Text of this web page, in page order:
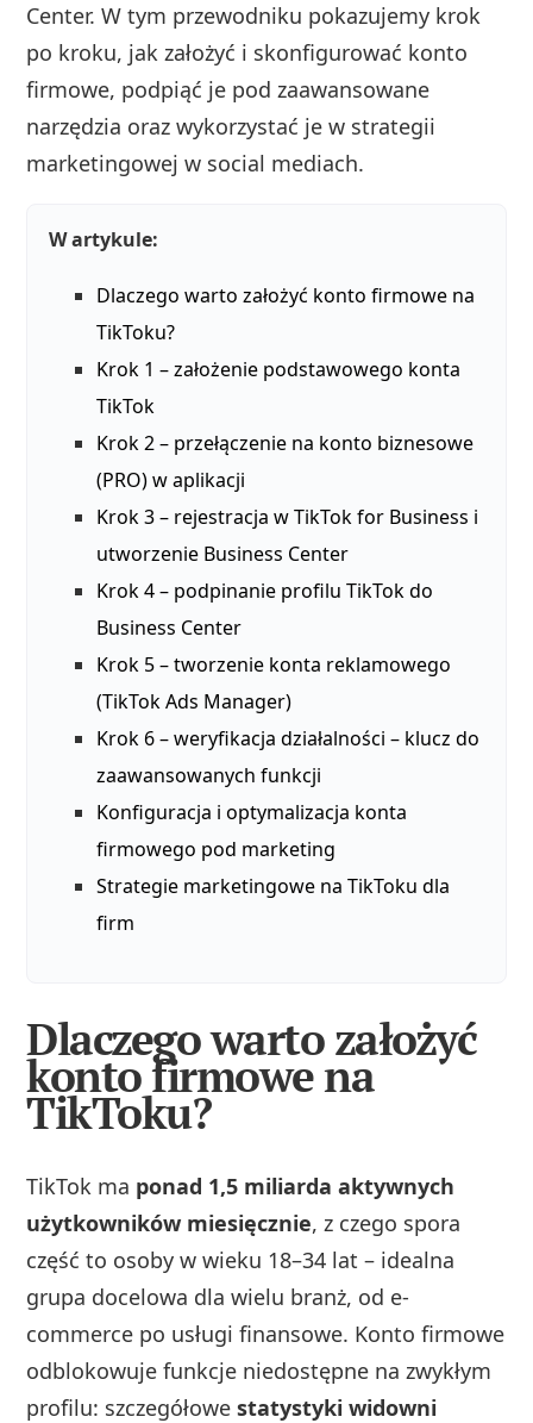
Center. W tym przewodniku pokazujemy krok
po kroku, jak założyć i skonfigurować konto
firmowe, podpiąć je pod zaawansowane
narzędzia oraz wykorzystać je w strategii
marketingowej w social mediach.
W artykule:
Dlaczego warto założyć konto firmowe na
TikToku?
Krok 1 – założenie podstawowego konta
TikTok
Krok 2 – przełączenie na konto biznesowe
(PRO) w aplikacji
Krok 3 – rejestracja w TikTok for Business i
utworzenie Business Center
Krok 4 – podpinanie profilu TikTok do
Business Center
Krok 5 – tworzenie konta reklamowego
(TikTok Ads Manager)
Krok 6 – weryfikacja działalności – klucz do
zaawansowanych funkcji
Konfiguracja i optymalizacja konta
firmowego pod marketing
Strategie marketingowe na TikToku dla
firm
Dlaczego warto założyć
konto firmowe na
TikToku?
TikTok ma ponad 1,5 miliarda aktywnych
użytkowników miesięcznie, z czego spora
część to osoby w wieku 18–34 lat – idealna
grupa docelowa dla wielu branż, od e-
commerce po usługi finansowe. Konto firmowe
odblokowuje funkcje niedostępne na zwykłym
profilu: szczegółowestatystyki widowni